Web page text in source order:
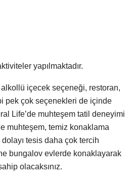
yapılmaktadır.
alkollü içecek seçeneği, restoran,
pek çok seçenekleri de içinde
Life’de muhteşem tatil deneyimi
muhteşem, temiz konaklama
tesis daha çok tercih
bungalov evlerde konaklayarak
olacaksınız.